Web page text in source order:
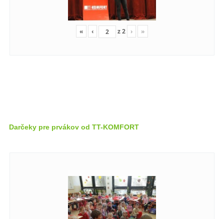
« ‹ z2 › »
Darčeky pre prvákov od TT-KOMFORT